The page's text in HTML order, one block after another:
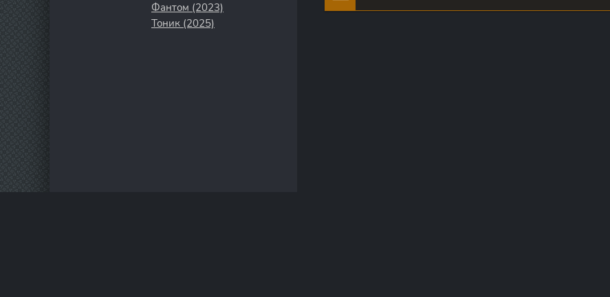
Фантом (2023)
Тоник (2025)